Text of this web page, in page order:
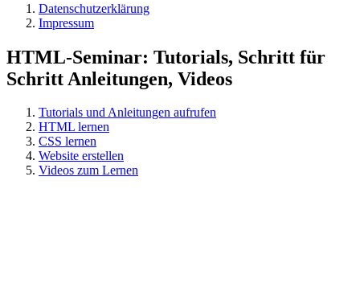
Datenschutzerklärung
Impressum
HTML-Seminar: Tutorials, Schritt für
Schritt Anleitungen, Videos
Tutorials und Anleitungen aufrufen
HTML lernen
CSS lernen
Website erstellen
Videos zum Lernen